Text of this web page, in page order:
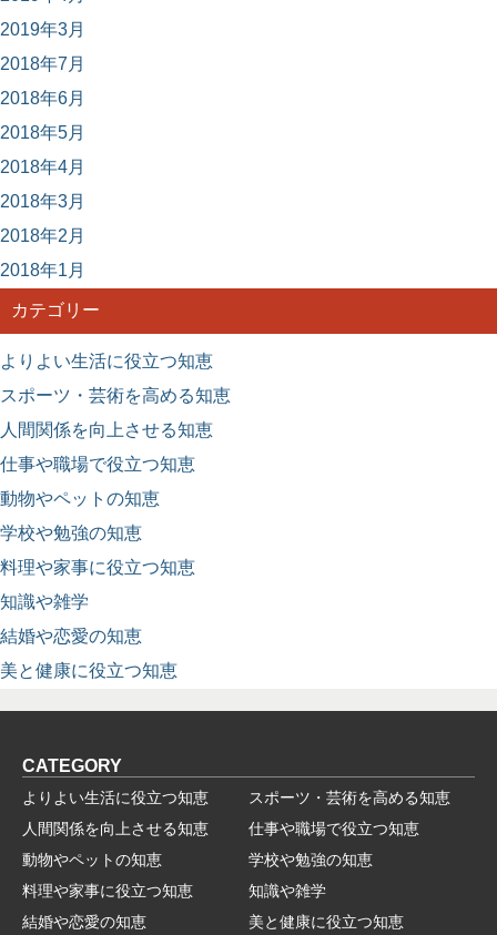
2019年3月
2018年7月
2018年6月
2018年5月
2018年4月
2018年3月
2018年2月
2018年1月
カテゴリー
よりよい生活に役立つ知恵
スポーツ・芸術を高める知恵
人間関係を向上させる知恵
仕事や職場で役立つ知恵
動物やペットの知恵
学校や勉強の知恵
料理や家事に役立つ知恵
知識や雑学
結婚や恋愛の知恵
美と健康に役立つ知恵
CATEGORY
よりよい生活に役立つ知恵
スポーツ・芸術を高める知恵
人間関係を向上させる知恵
仕事や職場で役立つ知恵
動物やペットの知恵
学校や勉強の知恵
料理や家事に役立つ知恵
知識や雑学
結婚や恋愛の知恵
美と健康に役立つ知恵